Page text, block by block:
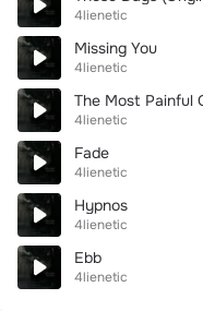
4lienetic
Missing You
4lienetic
The Most Painful
4lienetic
Fade
4lienetic
Hypnos
4lienetic
Ebb
4lienetic